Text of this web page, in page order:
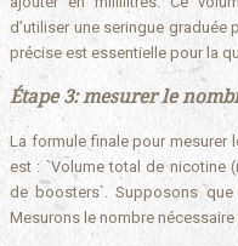
d’utiliser une seringue graduée
précise est essentielle pour la
Étape 3: mesurer le
La formule finale pour mesurer
est : `Volume total de nicotine
de boosters`. Supposons
Mesurons le nombre